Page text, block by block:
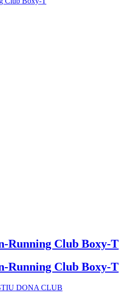
Running Club Boxy-T
Running Club Boxy-T